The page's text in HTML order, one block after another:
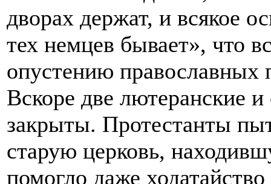
дворах держат, и всякое
тех немцев бывает», что
опустению православных
Вскоре две лютеранские
закрыты. Протестанты
старую церковь,
помогло даже